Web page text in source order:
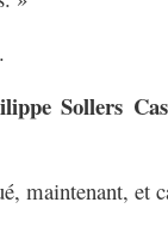
Sollers
maintenant, et